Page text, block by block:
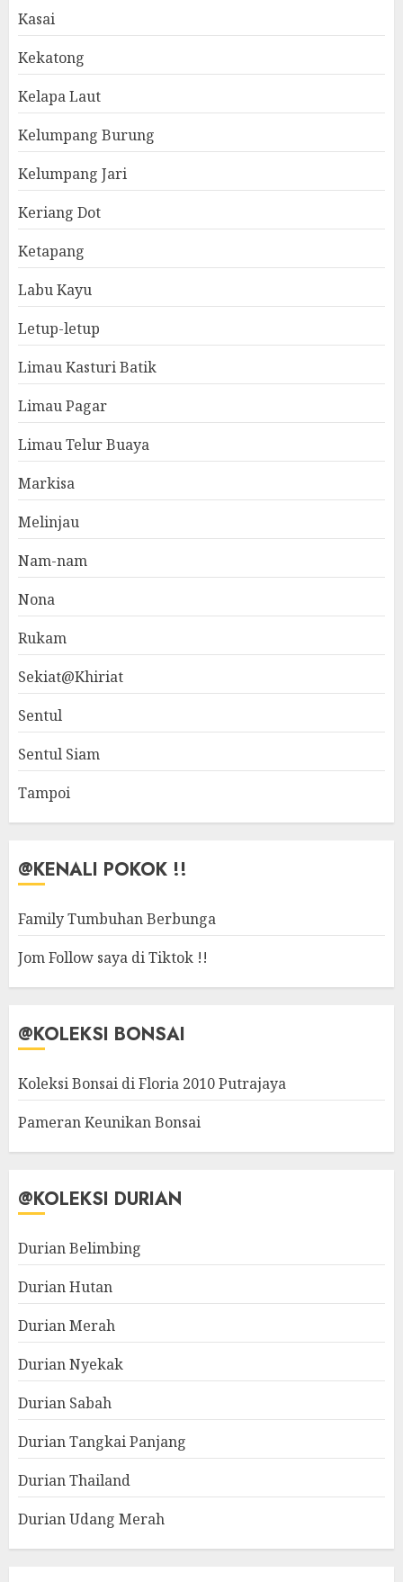
Kasai
Kekatong
Kelapa Laut
Kelumpang Burung
Kelumpang Jari
Keriang Dot
Ketapang
Labu Kayu
Letup-letup
Limau Kasturi Batik
Limau Pagar
Limau Telur Buaya
Markisa
Melinjau
Nam-nam
Nona
Rukam
Sekiat@Khiriat
Sentul
Sentul Siam
Tampoi
@KENALI POKOK !!
Family Tumbuhan Berbunga
Jom Follow saya di Tiktok !!
@KOLEKSI BONSAI
Koleksi Bonsai di Floria 2010 Putrajaya
Pameran Keunikan Bonsai
@KOLEKSI DURIAN
Durian Belimbing
Durian Hutan
Durian Merah
Durian Nyekak
Durian Sabah
Durian Tangkai Panjang
Durian Thailand
Durian Udang Merah